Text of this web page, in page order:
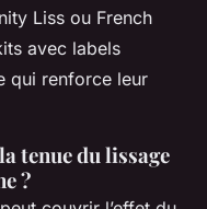
Liss ou French
avec labels
qui renforce leur
tenue du lissage
?